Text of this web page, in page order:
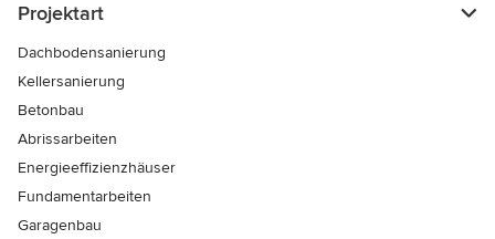
Projektart
Dachbodensanierung
Kellersanierung
Betonbau
Abrissarbeiten
Energieeffizienzhäuser
Fundamentarbeiten
Garagenbau